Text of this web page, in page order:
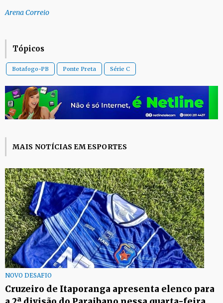
Arena Correio
Tópicos
Botafogo-PB Ponte Preta Série C
MAIS NOTÍCIAS EM ESPORTES
NOVO DESAFIO
Cruzeiro de Itaporanga apresenta elenco para